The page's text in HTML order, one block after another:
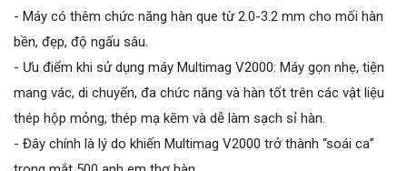
- Máy có thêm chức năng hàn que từ 2.0-3.2 mm cho mối hàn
bền, đẹp, độ ngấu sâu.
- Ưu điểm khi sử dụng máy Multimag V2000: Máy gọn nhẹ, tiện
mang vác, di chuyển, đa chức năng và hàn tốt trên các vật liệu
thép hộp mỏng, thép mạ kẽm và dễ làm sạch sỉ hàn.
- Đây chính là lý do khiến Multimag V2000 trở thành “soái ca”